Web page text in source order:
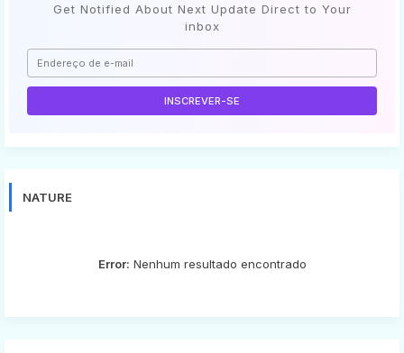
Get Notified About Next Update Direct to Your
inbox
NATURE
Error: Nenhum resultado encontrado